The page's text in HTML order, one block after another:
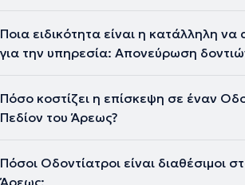
Ποια ειδικότητα είναι η κατάλληλη να
για την υπηρεσία: Απονεύρωση
Πόσο κοστίζει η επίσκεψη σε έναν
Πεδίον του Άρεως?
Πόσοι Οδοντίατροι είναι διαθέσιμοι
Άρεως;